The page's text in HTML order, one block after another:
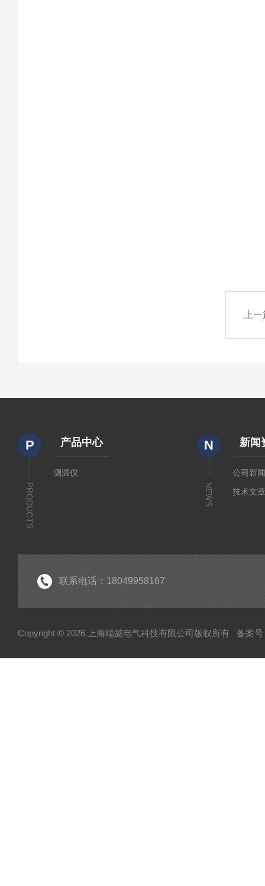
上
P
PRODUCTS
产品中心
测温仪
N
NEWS
新闻
公司新
技术文
联系电话：18049958167
Copyright © 2026 上海端懿电气科技有限公司版权所有 备案号